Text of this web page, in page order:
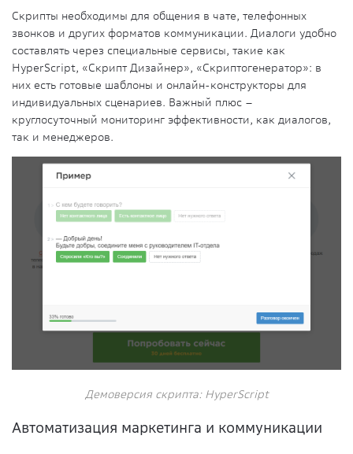
Скрипты необходимы для общения в чате, телефонных
звонков и других форматов коммуникации. Диалоги удобно
составлять через специальные сервисы, такие как
HyperScript, «Скрипт Дизайнер», «Скриптогенератор»: в
них есть готовые шаблоны и онлайн-конструкторы для
индивидуальных сценариев. Важный плюс –
круглосуточный мониторинг эффективности, как диалогов,
так и менеджеров.
Демоверсия скрипта: HyperScript
Автоматизация маркетинга и коммуникации